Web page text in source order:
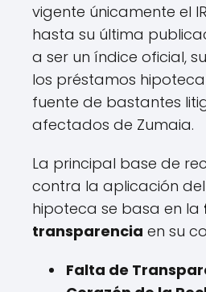
vigente únicamente el
hasta su última
a ser un índice oficial,
los préstamos
fuente de bastantes
afectados de Zumaia.
La principal base de
contra la aplicación del
hipoteca se basa en la
transparencia en su
Falta de